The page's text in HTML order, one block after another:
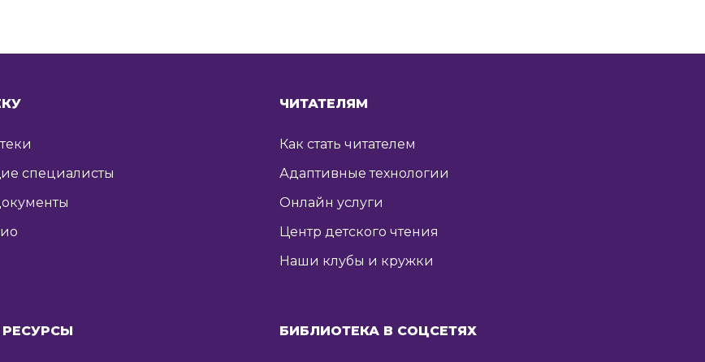
специалисты
ЧИТАТЕЛЯМ
Как стать читателем
Адаптивные технологии
Онлайн услуги
Центр детского чтения
Наши клубы и кружки
БИБЛИОТЕКА В СОЦСЕТЯХ